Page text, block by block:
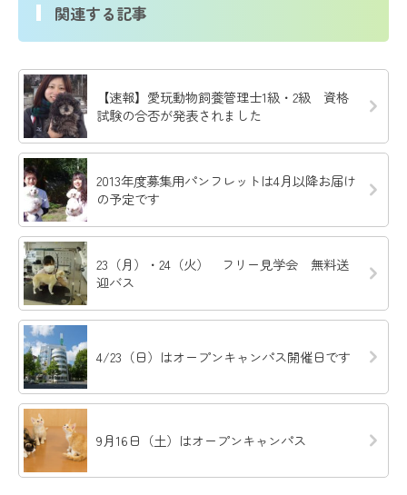
関連する記事
【速報】愛玩動物飼養管理士1級・2級 資格
試験の合否が発表されました
2013年度募集用パンフレットは4月以降お届け
の予定です
23（月）・24（火） フリー見学会 無料送
迎バス
4/23（日）はオープンキャンパス開催日です
9月16日（土）はオープンキャンパス